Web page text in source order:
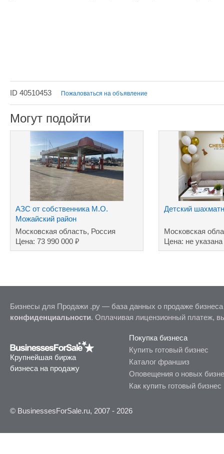
ID 40510453 Пожаловаться на объявление
Могут подойти
АЗС от собственника М.О.
Можайский район
Московская область, Россия
Цена: 73 990 000 ₽
Детский
Московская
Цена: не указана
Бизнесы для Продажи .ру — база данных о продаже
конфиденциальности. Оплачивая лицензионный платеж,
Крупнейшая биржа
бизнеса на продажу
Покупка бизнеса
Купить готовый бизнес
Каталог франшиз
Оповещения о новых
Как купить готовый бизнес
© BusinessesForSale.ru, 2007 - 2026